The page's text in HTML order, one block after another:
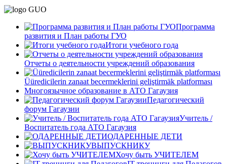
Программа
развития и План работы ГУО
Итоги учебного года
Отчеты о деятельности учреждений образования
Üüredicilerin zanaat becermeklerini geliştirmäk platforması
Многоязычное образование в АТО Гагаузия
Педагогический
форум Гагаузии
Учитель /
Воспитатель года АТО Гагаузия
ОДАРЕННЫЕ ДЕТИ
ВЫПУСКНИКУ
Хочу быть УЧИТЕЛЕМ